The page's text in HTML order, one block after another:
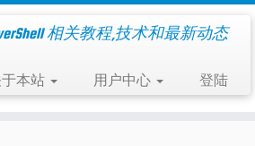
相关教程,技术和最新动态
本站 用户中心 登陆